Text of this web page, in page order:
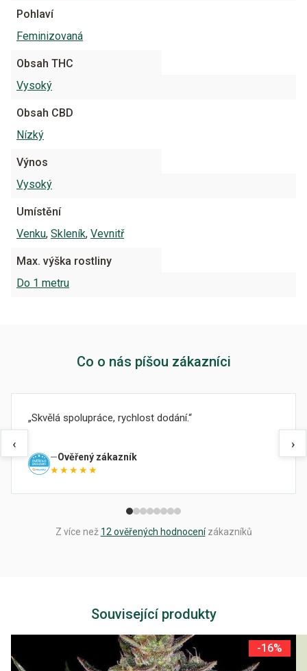
Pohlaví
Feminizovaná
Obsah THC
Vysoký
Obsah CBD
Nízký
Výnos
Vysoký
Umístění
Venku, Skleník, Vevnitř
Max. výška rostliny
Do 1 metru
Co o nás píšou zákazníci
‹
Skvělá spolupráce, rychlost dodání.
Ověřený zákazník
★★★★★
›
Z více než 12 ověřených hodnocenízákazníků
Související produkty
-16%